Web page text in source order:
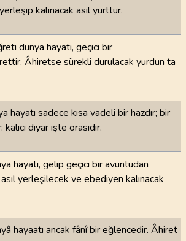
kalınacak asıl yurttur.
dünya hayatı, geçici bir
Âhiretse sürekli durulacak yurdun ta
hayatı sadece kısa vadeli bir hazdır; bir
diyar işte orasıdır.
hayatı, gelip geçici bir avuntudan
yerleşilecek ve ebediyen kalınacak
hayaatı ancak fânî bir eğlencedir. Âhiret